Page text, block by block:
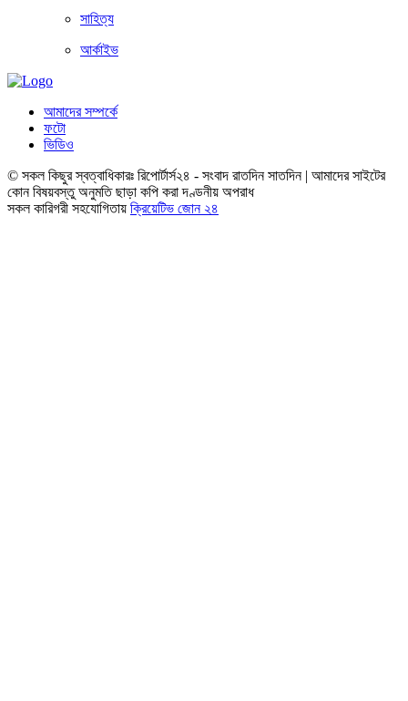
সাহিত্য
আর্কাইভ
আমাদের সম্পর্কে
ফটো
ভিডিও
© সকল কিছুর স্বত্বাধিকারঃ রিপোর্টার্স২৪ - সংবাদ রাতদিন সাতদিন | আমাদের সাইটের
কোন বিষয়বস্তু অনুমতি ছাড়া কপি করা দণ্ডনীয় অপরাধ
সকল কারিগরী সহযোগিতায় ক্রিয়েটিভ জোন ২৪